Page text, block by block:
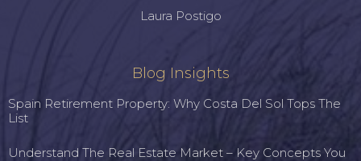
Laura Postigo
Blog Insights
Spain Retirement Property: Why Costa Del Sol Tops The
List
Understand The Real Estate Market – Key Concepts You